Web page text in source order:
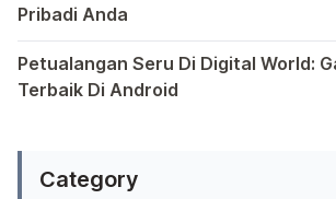
Pribadi Anda
Saat ini, platform Android telah
Petualangan Seru Di Digital World:
Terbaik Di Android
Category